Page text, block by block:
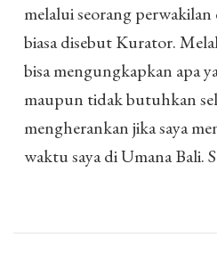
melalui seorang
biasa disebut Kurator.
bisa mengungkapkan apa
maupun tidak butuhkan
mengherankan jika saya
waktu saya di Umana Bali.